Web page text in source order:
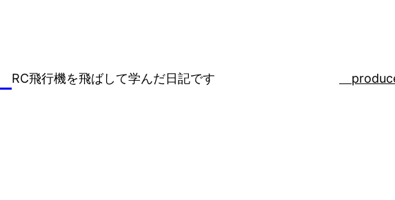
RC飛行機を飛ばして学んだ日記です